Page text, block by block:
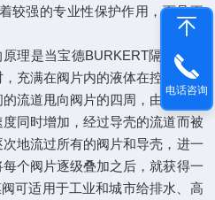
较强的专业性保护作用，而且更
是当宝德BURKERT隔膜阀电
充满在阀片内的液体在控制的作
流道甩向阀片的四周，由于液体
同时增加，经过导壳的流道而被
地流过所有的阀片和导壳，进一
个阀片逐级叠加之后，就获得一
可适用于工业和城市给排水、高
电话咨询